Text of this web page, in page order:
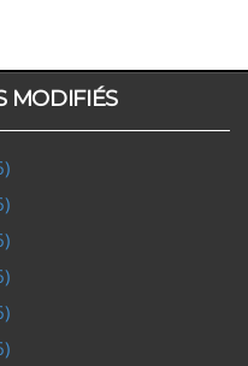
MODIFIÉS